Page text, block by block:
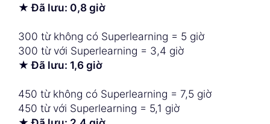
★ Đã lưu: 0,8 giờ
300 từ không có Superlearning = 5 giờ
300 từ với Superlearning = 3,4 giờ
★ Đã lưu: 1,6 giờ
450 từ không có Superlearning = 7,5 giờ
450 từ với Superlearning = 5,1 giờ